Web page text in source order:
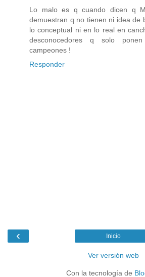
Lo malo es q cuando dicen q
demuestran q no tienen ni idea de
lo conceptual ni en lo real en
desconocedores q solo
campeones !
Responder
‹ Inicio
Ver versión web
Con la tecnología de